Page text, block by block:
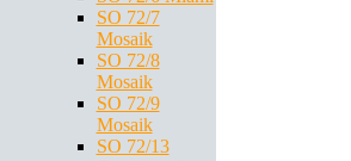
SO 72/7
Mosaik
SO 72/8
Mosaik
SO 72/9
Mosaik
SO 72/13